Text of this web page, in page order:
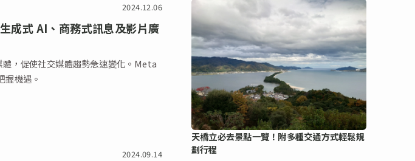
2024.12.06
成式 AI、商務式訊息及影片廣
，促使社交媒體趨勢急速變化。Meta
握機遇。
2024.09.14
天橋立必去景點一覽！附多種交通方式輕鬆規
劃行程